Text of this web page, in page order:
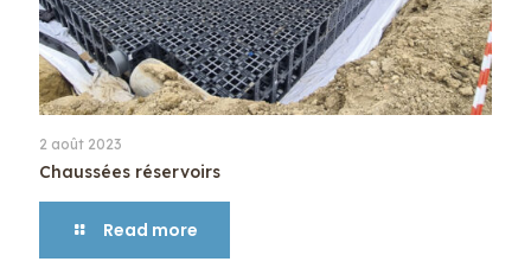
2 août 2023
Chaussées réservoirs
Read more